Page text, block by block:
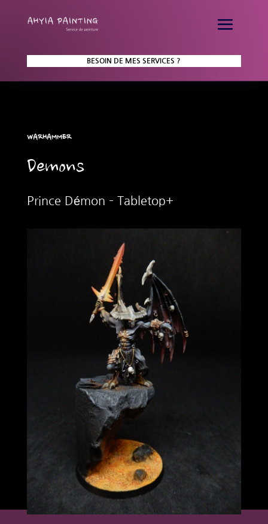
BESOIN DE MES SERVICES ?
WARHAMMER
Demons
Prince Démon – Tabletop+